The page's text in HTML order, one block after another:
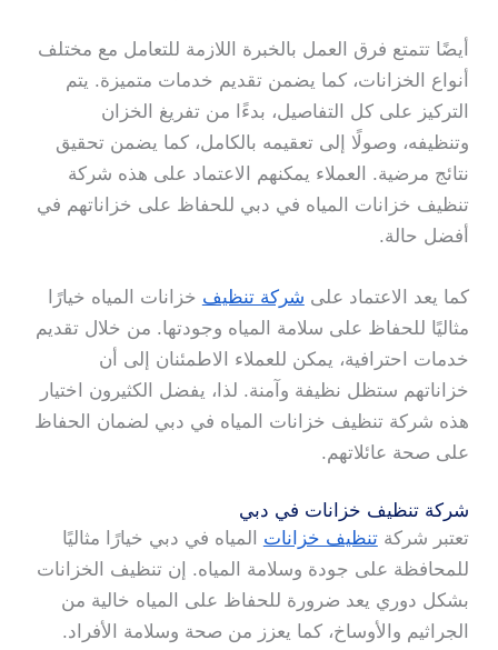
أيضًا تتمتع فرق العمل بالخبرة اللازمة للتعامل مع مختلف
أنواع الخزانات، كما يضمن تقديم خدمات متميزة. يتم
التركيز على كل التفاصيل، بدءًا من تفريغ الخزان
وتنظيفه، وصولًا إلى تعقيمه بالكامل، كما يضمن تحقيق
نتائج مرضية. العملاء يمكنهم الاعتماد على هذه شركة
تنظيف خزانات المياه في دبي للحفاظ على خزاناتهم في
أفضل حالة.
كما يعد الاعتماد على شركة تنظيف خزانات المياه خيارًا
مثاليًا للحفاظ على سلامة المياه وجودتها. من خلال تقديم
خدمات احترافية، يمكن للعملاء الاطمئنان إلى أن
خزاناتهم ستظل نظيفة وآمنة. لذا، يفضل الكثيرون اختيار
هذه شركة تنظيف خزانات المياه في دبي لضمان الحفاظ
على صحة عائلاتهم.
شركة تنظيف خزانات في دبي
تعتبر شركةتنظيف خزانات المياه في دبي خيارًا مثاليًا
للمحافظة على جودة وسلامة المياه. إن تنظيف الخزانات
بشكل دوري يعد ضرورة للحفاظ على المياه خالية من
الجراثيم والأوساخ، كما يعزز من صحة وسلامة الأفراد.